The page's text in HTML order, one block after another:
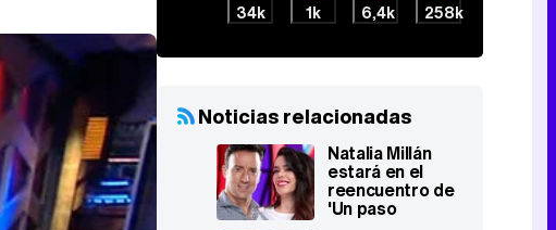
34k 1k 6,4k 258k
Noticias relacionadas
Natalia Millán
estará en el
reencuentro de
'Un paso